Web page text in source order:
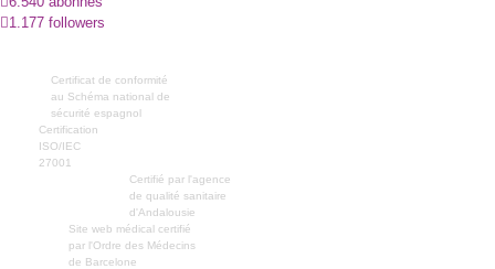
1.177 followers
Certificat de conformité
au Schéma national de
sécurité espagnol
Certification
ISO/IEC
27001
Certifié par l'agence
de qualité sanitaire
d'Andalousie
Site web médical certifié
par l'Ordre des Médecins
de Barcelone